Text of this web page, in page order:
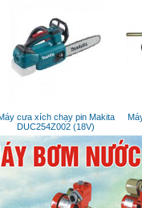
cưa xích chạy pin Makita
DUC254Z002 (18V)